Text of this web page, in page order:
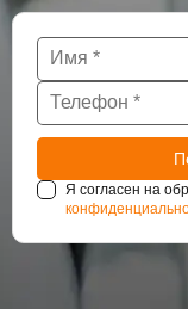
Я согласен на